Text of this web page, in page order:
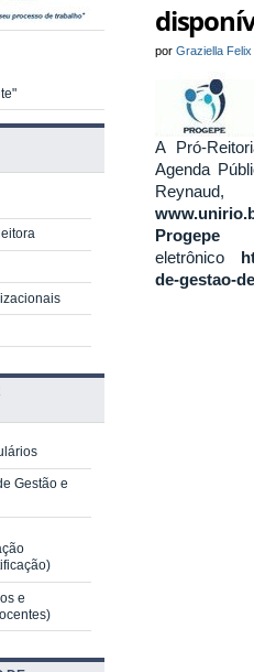
porGraziella Felix
A Pró-
Agenda
Progepe
eletrônico
de-gestao-
Gestão e
e